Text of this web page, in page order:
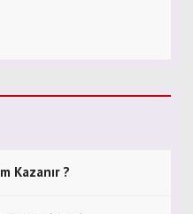
Kazanır ?